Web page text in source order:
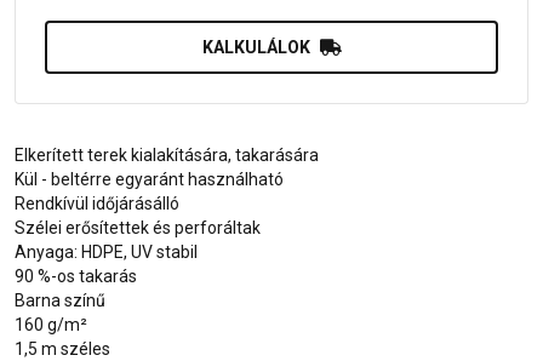
KALKULÁLOK
Elkerített terek kialakítására, takarására
Kül - beltérre egyaránt használható
Rendkívül időjárásálló
Szélei erősítettek és perforáltak
Anyaga: HDPE, UV stabil
90 %-os takarás
Barna színű
160 g/m²
1,5 m széles